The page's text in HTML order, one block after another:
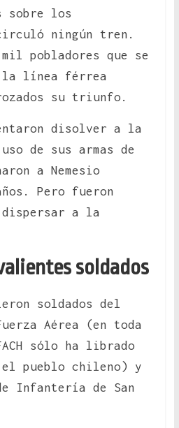
sobre los
ningún tren.
pobladores que se
la línea férrea
su triunfo.
disolver a la
de sus armas de
a Nemesio
Pero fueron
dispersar a la
soldados
soldados del
Aérea (en toda
sólo ha librado
el pueblo chileno) y
Infantería de San